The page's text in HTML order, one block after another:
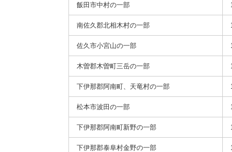
飯田市中村の一部
南佐久郡北相木村の一部
佐久市小宮山の一部
木曽郡木曽町三岳の一部
下伊那郡阿南町、天竜村の一部
松本市波田の一部
下伊那郡阿南町新野の一部
下伊那郡泰阜村金野の一部